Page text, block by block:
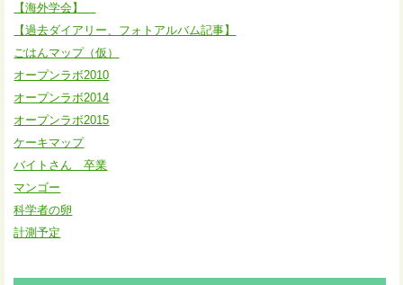
【海外学会】
【過去ダイアリー、フォトアルバム記事】
ごはんマップ（仮）
オープンラボ2010
オープンラボ2014
オープンラボ2015
ケーキマップ
バイトさん 卒業
マンゴー
科学者の卵
計測予定